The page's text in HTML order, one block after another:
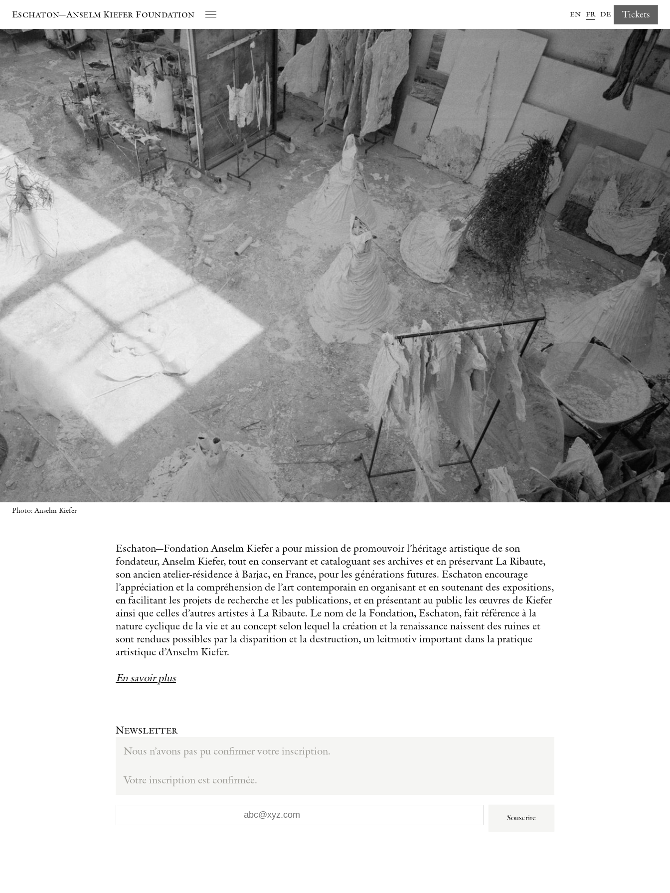
Eschaton—Anselm Kiefer Foundation en fr de Tickets
Photo: Anselm Kiefer
Eschaton—Fondation Anselm Kiefer a pour mission de promouvoir l’héritage artistique de son
fondateur, Anselm Kiefer, tout en conservant et cataloguant ses archives et en préservant La Ribaute,
son ancien atelier-résidence à Barjac, en France, pour les générations futures. Eschaton encourage
l’appréciation et la compréhension de l’art contemporain en organisant et en soutenant des expositions,
en facilitant les projets de recherche et les publications, et en présentant au public les œuvres de Kiefer
ainsi que celles d’autres artistes à La Ribaute. Le nom de la Fondation, Eschaton, fait référence à la
nature cyclique de la vie et au concept selon lequel la création et la renaissance naissent des ruines et
sont rendues possibles par la disparition et la destruction, un leitmotiv important dans la pratique
artistique d’Anselm Kiefer.
En savoir plus
Newsletter
Nous n’avons pas pu confirmer votre inscription.
Votre inscription est confirmée.
Souscrire